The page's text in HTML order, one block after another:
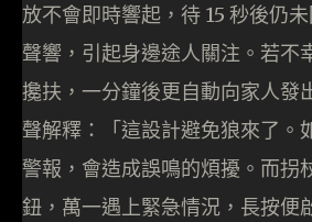
放不會即時響起，待 15 秒後仍
聲響，引起身邊途人關注。若不
攙扶，一分鐘後更自動向家人發
聲解釋：「這設計避免狼來了。
警報，會造成誤鳴的煩擾。而拐
鈕，萬一遇上緊急情況，長按便